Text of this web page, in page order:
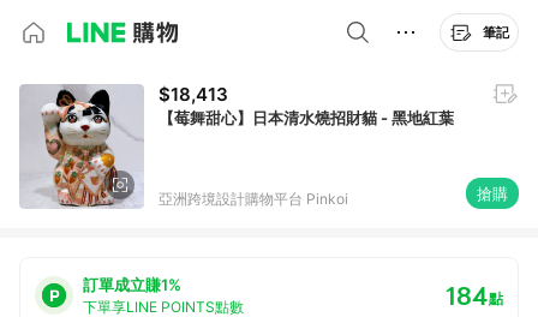
筆記
$18,413
【莓舞甜心】日本清水燒招財貓 - 黑地紅葉
亞洲跨境設計購物平台 Pinkoi 搶購
訂單成立賺1%
下單享LINE POINTS點數 184點